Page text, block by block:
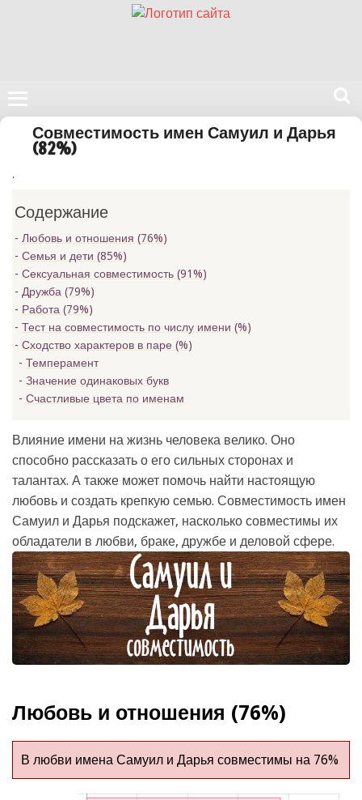
Поиск
сайте
Совместимость имен Самуил и Дарья
(82%)
.
Содержание
Любовь и отношения (76%)
Семья и дети (85%)
Сексуальная совместимость (91%)
Дружба (79%)
Работа (79%)
Тест на совместимость по числу имени (%)
Сходство характеров в паре (%)
Темперамент
Значение одинаковых букв
Счастливые цвета по именам
Влияние имени на жизнь человека велико. Оно
способно рассказать о его сильных сторонах и
талантах. А также может помочь найти настоящую
любовь и создать крепкую семью. Совместимость имен
Самуил и Дарья подскажет, насколько совместимы их
обладатели в любви, браке, дружбе и деловой сфере.
Любовь и отношения (76%)
В любви имена Самуил и Дарья совместимы на 76%